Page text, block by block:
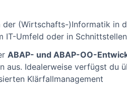
der (Wirtschafts-)Informatik in
IT-Umfeld oder in
ABAP- und ABAP-OO-
aus. Idealerweise verfügst du
Klärfallmanagement